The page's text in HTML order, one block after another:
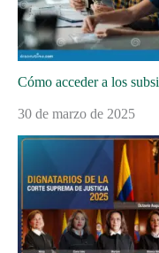
Cómo acceder a los
30 de marzo de 2025